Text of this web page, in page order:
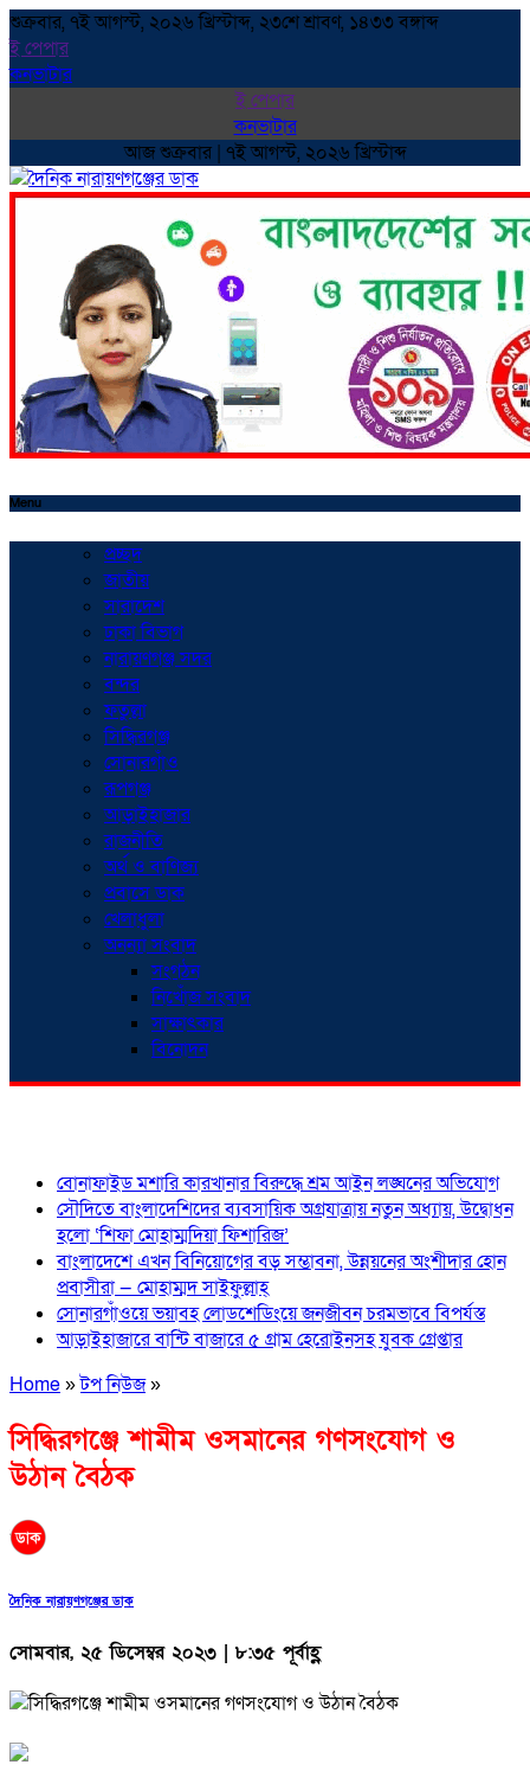
শুক্রবার, ৭ই আগস্ট, ২০২৬ খ্রিস্টাব্দ, ২৩শে শ্রাবণ, ১৪৩৩ বঙ্গাব্দ
ই পেপার
কনভাটার
ই পেপার
কনভাটার
আজ শুক্রবার | ৭ই আগস্ট, ২০২৬ খ্রিস্টাব্দ
Menu
প্রচ্ছদ
জাতীয়
সারাদেশ
ঢাকা বিভাগ
নারায়ণগঞ্জ সদর
বন্দর
ফতুল্লা
সিদ্ধিরগঞ্জ
সোনারগাঁও
রূপগঞ্জ
আড়াইহাজার
রাজনীতি
অর্থ ও বাণিজ্য
প্রবাসে ডাক
খেলাধুলা
অনন্যা সংবাদ
সংগঠন
নিখোঁজ সংবাদ
সাক্ষাৎকার
বিনোদন
বোনাফাইড মশারি কারখানার বিরুদ্ধে শ্রম আইন লঙ্ঘনের অভিযোগ
সৌদিতে বাংলাদেশিদের ব্যবসায়িক অগ্রযাত্রায় নতুন অধ্যায়, উদ্বোধন
হলো ‘শিফা মোহাম্মদিয়া ফিশারিজ’
বাংলাদেশে এখন বিনিয়োগের বড় সম্ভাবনা, উন্নয়নের অংশীদার হোন
প্রবাসীরা — মোহাম্মদ সাইফুল্লাহ্
সোনারগাঁওয়ে ভয়াবহ লোডশেডিংয়ে জনজীবন চরমভাবে বিপর্যস্ত
আড়াইহাজারে বান্টি বাজারে ৫ গ্রাম হেরোইনসহ যুবক গ্রেপ্তার
Home»টপ নিউজ»
সিদ্ধিরগঞ্জে শামীম ওসমানের গণসংযোগ ও
উঠান বৈঠক
দৈনিক নারায়ণগঞ্জের ডাক
সোমবার, ২৫ ডিসেম্বর ২০২৩ | ৮:৩৫ পূর্বাহ্ণ